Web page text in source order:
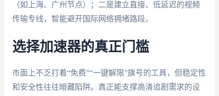
（如上海、广州节点）；二是建立直接、低延迟的视频
传输专线，智能避开国际网络拥堵路段。
选择加速器的真正门槛
市面上不乏打着“免费”“一键解限”旗号的工具，但稳定性
和安全性往往暗藏陷阱。真正能支撑高清追剧需求的设